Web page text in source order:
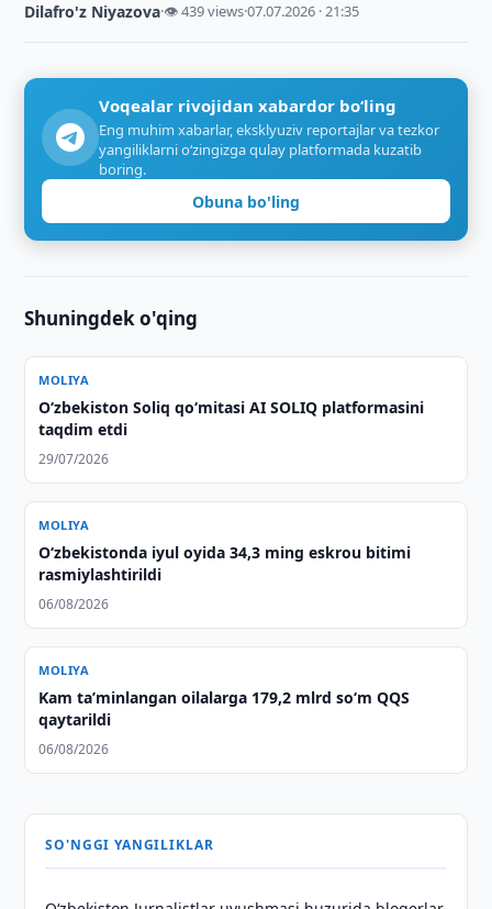
Dilafro'z Niyazova·👁 439 views·07.07.2026 · 21:35
Voqealar rivojidan xabardor bo‘ling
Eng muhim xabarlar, eksklyuziv reportajlar va tezkor
yangiliklarni o‘zingizga qulay platformada kuzatib
boring.
Obuna bo'ling
Shuningdek o'qing
MOLIYA
O‘zbekiston Soliq qo‘mitasi AI SOLIQ platformasini
taqdim etdi
29/07/2026
MOLIYA
O‘zbekistonda iyul oyida 34,3 ming eskrou bitimi
rasmiylashtirildi
06/08/2026
MOLIYA
Kam taʼminlangan oilalarga 179,2 mlrd so‘m QQS
qaytarildi
06/08/2026
SO'NGGI YANGILIKLAR